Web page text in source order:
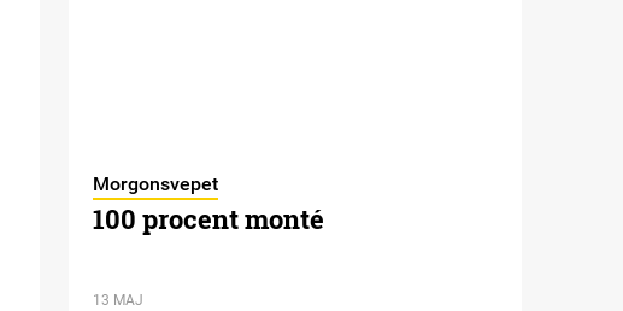
Morgonsvepet
100 procent monté
13 MAJ